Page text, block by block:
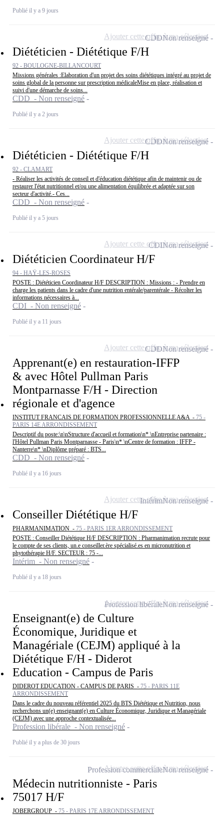
Publié il y a 9 jours
Diététicien - Diététique F/H
92 - BOULOGNE-BILLANCOURT
Missions générales :Elaboration d'un projet des soins diététiques intégré au projet de
soins global de la personne sur prescription médicaleMise en place, réalisation et
suivi d'une démarche de soins...
CDD - Non renseigné
Publié il y a 2 jours
CDDNon renseigné
Ajouter cette offre à ma sélection
Diététicien - Diététique F/H
92 - CLAMART
- Réaliser les activités de conseil et d'éducation diététique afin de maintenir ou de
restaurer l'état nutritionnel et/ou une alimentation équilibrée et adaptée sur son
secteur d'activité.- Ces...
CDD - Non renseigné
Publié il y a 5 jours
CDDNon renseigné
Ajouter cette offre à ma sélection
Diététicien Coordinateur H/F
94 - HAŸ-LES-ROSES
POSTE : Diététicien Coordinateur H/F DESCRIPTION : Missions : - Prendre en
charge les patients dans le cadre d'une nutrition entérale/parentérale - Récolter les
informations nécessaires à...
CDI - Non renseigné
Publié il y a 11 jours
CDINon renseigné
Ajouter cette offre à ma sélection
Apprenant(e) en restauration-IFFP
& avec Hôtel Pullman Paris
Montparnasse F/H - Direction
régionale et d'agence
INSTITUT FRANCAIS DE FORMATION PROFESSIONNELLE A&A - 75 -
PARIS 14E ARRONDISSEMENT
Descriptif du poste:\n\nStructure d'accueil et formation\n* \nEntreprise partenaire :
l'Hôtel Pullman Paris Montparnasse - Paris\n* \nCentre de formation : IFFP -
Nanterre\n* \nDiplôme préparé : BTS...
CDD - Non renseigné
Publié il y a 16 jours
CDDNon renseigné
Ajouter cette offre à ma sélection
Conseiller Diététique H/F
PHARMANIMATION - 75 - PARIS 1ER ARRONDISSEMENT
POSTE : Conseiller Diététique H/F DESCRIPTION : Pharmanimation recrute pour
le compte de ses clients, un.e conseiller.ère spécialisé.es en micronutrition et
phytothérapie H/F. SECTEUR : 75 -...
Intérim - Non renseigné
Publié il y a 18 jours
IntérimNon renseigné
Ajouter cette offre à ma sélection
Enseignant(e) de Culture
Économique, Juridique et
Managériale (CEJM) appliqué à la
Diététique F/H - Diderot
Education - Campus de Paris
DIDEROT EDUCATION - CAMPUS DE PARIS - 75 - PARIS 11E
ARRONDISSEMENT
Dans le cadre du nouveau référentiel 2025 du BTS Diététique et Nutrition, nous
recherchons un(e) enseignant(e) en Culture Économique, Juridique et Managériale
(CEJM) avec une approche contextualisée...
Profession libérale - Non renseigné
Publié il y a plus de 30 jours
Profession libéraleNon renseigné
Ajouter cette offre à ma sélection
Médecin nutritionniste - Paris
75017 H/F
JOBERGROUP - 75 - PARIS 17E ARRONDISSEMENT
Profession commercialeNon renseigné
Ajouter cette offre à ma sélection